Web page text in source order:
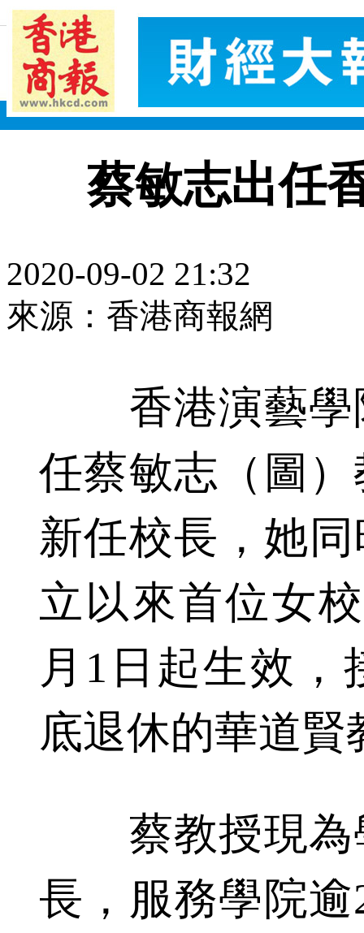
蔡敏志出任
2020-09-02 21:32
來源：香港商報網
香港演藝學
任蔡敏志（圖
新任校長，她
立以來首位女
月1日起生效，
底退休的華道賢
蔡教授現為
長，服務學院